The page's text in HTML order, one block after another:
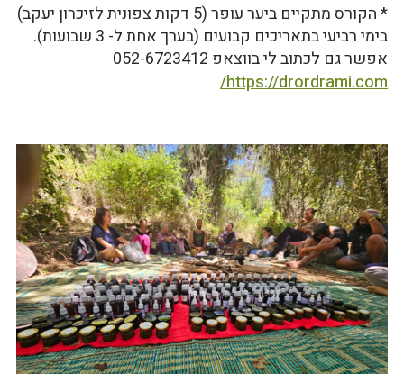
* הקורס מתקיים ביער עופר (5 דקות צפונית לזיכרון יעקב)
בימי רביעי בתאריכים קבועים (בערך אחת ל- 3 שבועות).
אפשר גם לכתוב לי בווצאפ 052-6723412
https://drordrami.com/